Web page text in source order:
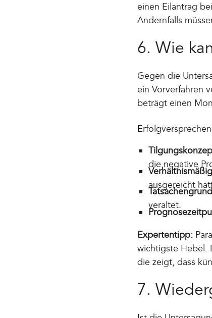
einen Eilantrag
Andernfalls
6. Wie
Gegen die
ein Vorverfahren
beträgt einen
die negative
ausgereicht
veraltet.
Expertentipp:
wichtigste Hebel.
die zeigt, dass
7.